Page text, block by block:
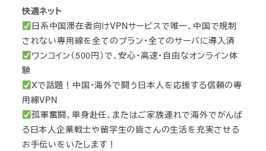
快適ネット
日系中国滞在者向けVPNサービスで唯一、中国で規制
されない専用線を全てのプラン・全てのサーバに導入済
ワンコイン（500円）で、安心・高速・自由なオンライン体
験
Xで話題！中国・海外で闘う日本人を応援する信頼の専
用線VPN
孤軍奮闘、単身赴任、またはご家族連れで海外でがんば
る日本人企業戦士や留学生の皆さんの生活を充実させる
お手伝いをいたします！